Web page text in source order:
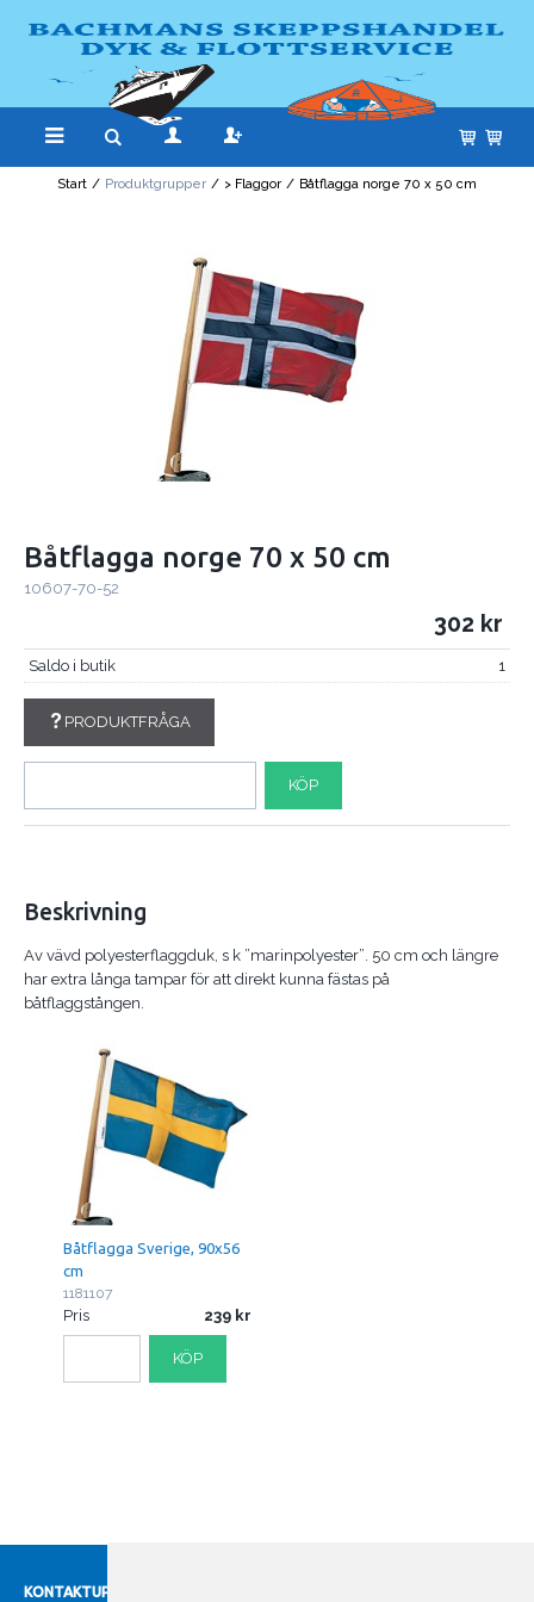
Start / Produktgrupper / > Flaggor / Båtflagga norge 70 x 50 cm
Båtflagga norge 70 x 50 cm
10607-70-52
302
Saldo i butik 1
PRODUKTFRÅGA
KÖP
Beskrivning
Av vävd polyesterflaggduk, s k ”marinpolyester”. 50 cm och längre
har extra långa tampar för att direkt kunna fästas på
båtflaggstången.
Båtflagga Sverige, 90x56
cm
1181107
Pris 239
KÖP
KONTAKTUPPGIFTER